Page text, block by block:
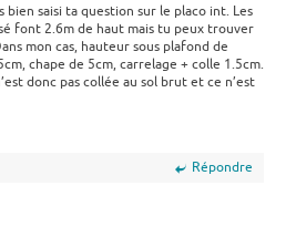
bien saisi ta question sur le placo int. Les
font 2.6m de haut mais tu peux trouver
mon cas, hauteur sous plafond de
chape de 5cm, carrelage + colle 1.5cm.
donc pas collée au sol brut et ce n’est
Répondre